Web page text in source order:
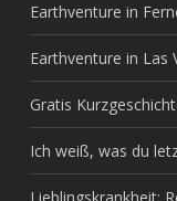
Earthventure in
Earthventure in Las
Gratis
Ich weiß, was du